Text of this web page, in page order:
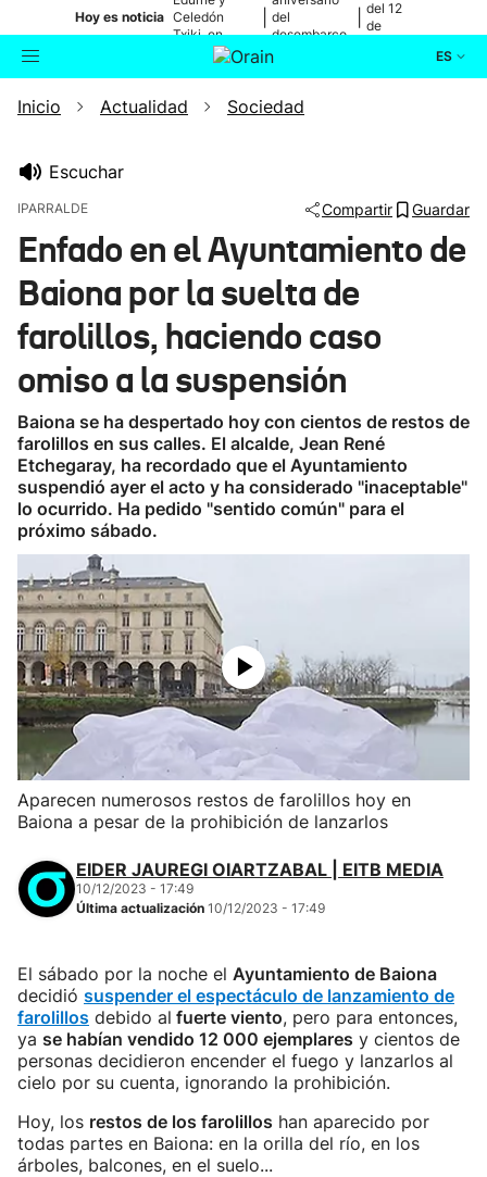
Hoy es noticia Celedón
Txiki, en
directo
del
desembarco
de Elkano
del 12
de
ES
Buscador Actualidad
Ikusmiran
Eguraldia
Inicio Actualidad Sociedad
Escuchar
IPARRALDE Compartir Guardar
Enfado en el Ayuntamiento de
Baiona por la suelta de
farolillos, haciendo caso
omiso a la suspensión
Baiona se ha despertado hoy con cientos de restos de
farolillos en sus calles. El alcalde, Jean René
Etchegaray, ha recordado que el Ayuntamiento
suspendió ayer el acto y ha considerado "inaceptable"
lo ocurrido. Ha pedido "sentido común" para el
próximo sábado.
Aparecen numerosos restos de farolillos hoy en
Baiona a pesar de la prohibición de lanzarlos
EIDER JAUREGI OIARTZABAL | EITB MEDIA
10/12/2023 - 17:49
Última actualización 10/12/2023 - 17:49
El sábado por la noche el Ayuntamiento de Baiona
decidió suspender el espectáculo de lanzamiento de
farolillos debido al fuerte viento, pero para entonces,
ya se habían vendido 12 000 ejemplares y cientos de
personas decidieron encender el fuego y lanzarlos al
cielo por su cuenta, ignorando la prohibición.
Hoy, los restos de los farolillos han aparecido por
todas partes en Baiona: en la orilla del río, en los
árboles, balcones, en el suelo...